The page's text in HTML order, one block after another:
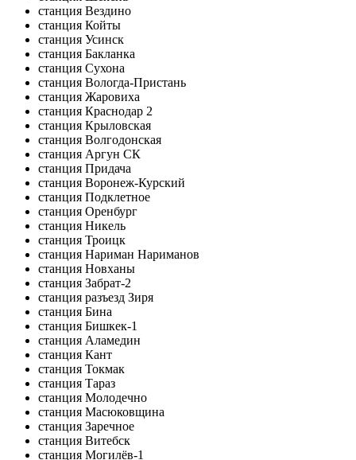
станция Вездино
станция Койты
станция Усинск
станция Бакланка
станция Сухона
станция Вологда-Пристань
станция Жаровиха
станция Краснодар 2
станция Крыловская
станция Волгодонская
станция Аргун СК
станция Придача
станция Воронеж-Курский
станция Подклетное
станция Оренбург
станция Никель
станция Троицк
станция Нариман Нариманов
станция Новханы
станция Забрат-2
станция разъезд Зиря
станция Бина
станция Бишкек-1
станция Аламедин
станция Кант
станция Токмак
станция Тараз
станция Молодечно
станция Масюковщина
станция Заречное
станция Витебск
станция Могилёв-1